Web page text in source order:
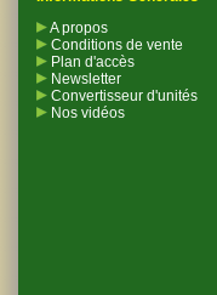
A propos
Conditions de vente
Plan d'accès
Newsletter
Convertisseur d'unités
Nos vidéos